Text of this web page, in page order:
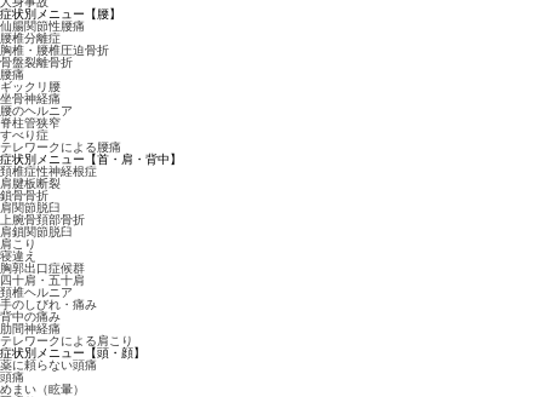
症状別メニュー【腰】
仙腸関節性腰痛
腰椎分離症
胸椎・腰椎圧迫骨折
骨盤裂離骨折
腰痛
ギックリ腰
坐骨神経痛
腰のヘルニア
脊柱管狭窄
すべり症
テレワークによる腰痛
症状別メニュー【首・肩・背中】
頚椎症性神経根症
肩腱板断裂
鎖骨骨折
肩関節脱臼
上腕骨頚部骨折
肩鎖関節脱臼
肩こり
寝違え
胸郭出口症候群
四十肩・五十肩
頚椎ヘルニア
手のしびれ・痛み
背中の痛み
肋間神経痛
テレワークによる肩こり
症状別メニュー【頭・顔】
薬に頼らない頭痛
頭痛
めまい（眩暈）